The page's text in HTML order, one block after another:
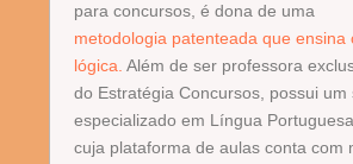
para concursos, é dona de uma
metodologia patenteada que ensina
lógica. Além de ser professora
do Estratégia Concursos, possui um
especializado em Língua Portuguesa,
cuja plataforma de aulas conta com